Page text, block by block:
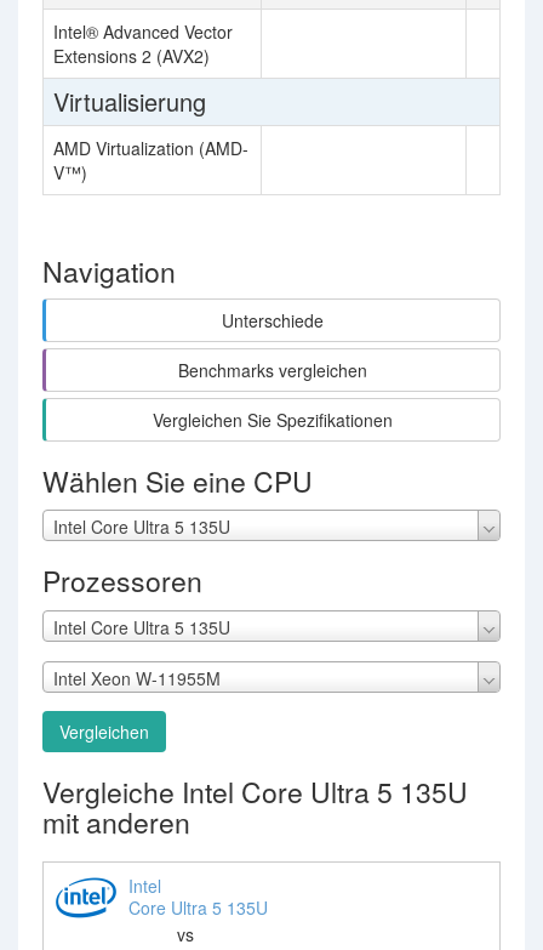
Intel® Advanced Vector
Extensions 2 (AVX2)
Virtualisierung
AMD Virtualization (AMD-
V™)
Navigation
Unterschiede
Benchmarks vergleichen
Vergleichen Sie Spezifikationen
Wählen Sie eine CPU
Intel Core Ultra 5 135U
Prozessoren
Intel Core Ultra 5 135U
Intel Xeon W-11955M
Vergleichen
Vergleiche Intel Core Ultra 5 135U
mit anderen
Intel
Core Ultra 5 135U
vs